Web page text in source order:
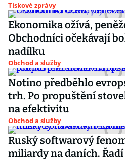
Tiskové zprávy
Ekonomika ožívá,
Obchodníci očekávají
nadílku
Obchod a služby
Notino předběhlo
trh. Po propuštění
na efektivitu
Obchod a služby
Ruský softwarový
miliardy na daních.